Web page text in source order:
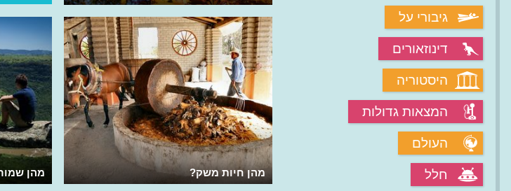
גיבורי על
דינוזאורים
היסטוריה
המצאות גדולות
העולם
חלל מהן מהן חיות משק? למה בעלי חיים צריכים הסוואה?